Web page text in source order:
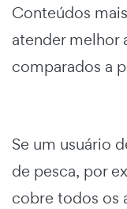
Conteúdos
atender melhor
comparados a
Se um usuário
de pesca, por
cobre todos os